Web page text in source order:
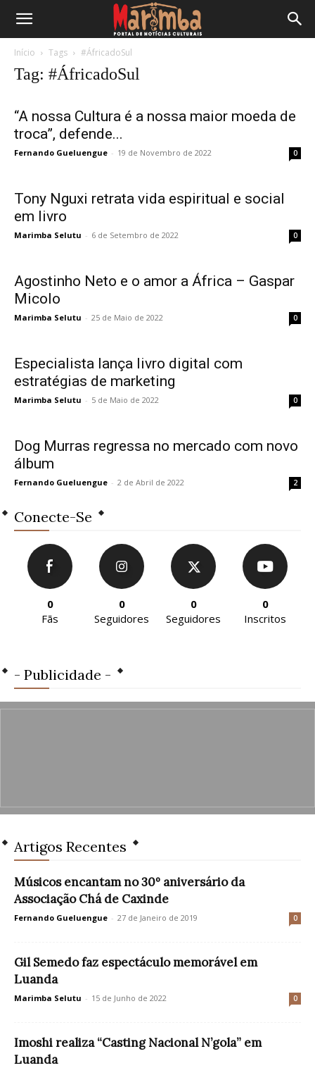
Início Tags #ÁfricadoSul
Tag: #ÁfricadoSul
“A nossa Cultura é a nossa maior moeda de
troca”, defende...
Fernando Gueluengue - 19 de Novembro de 2022 0
Tony Nguxi retrata vida espiritual e social
em livro
Marimba Selutu - 6 de Setembro de 2022 0
Agostinho Neto e o amor a África – Gaspar
Micolo
Marimba Selutu - 25 de Maio de 2022 0
Especialista lança livro digital com
estratégias de marketing
Marimba Selutu - 5 de Maio de 2022 0
Dog Murras regressa no mercado com novo
álbum
Fernando Gueluengue - 2 de Abril de 2022 2
Conecte-Se
0
Fãs
0
Seguidores
0
Seguidores
0
Inscritos
- Publicidade -
Artigos Recentes
Músicos encantam no 30º aniversário da
Associação Chá de Caxinde
Fernando Gueluengue - 27 de Janeiro de 2019 0
Gil Semedo faz espectáculo memorável em
Luanda
Marimba Selutu - 15 de Junho de 2022 0
Imoshi realiza “Casting Nacional N’gola” em
Luanda